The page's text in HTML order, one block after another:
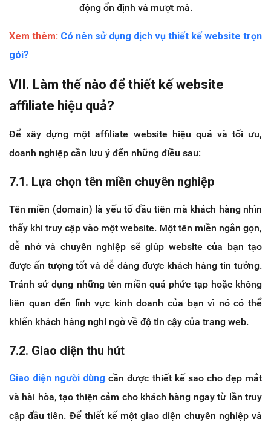
động ổn định và mượt mà.
Xem thêm: Có nên sử dụng dịch vụ thiết kế website trọn
gói?
VII. Làm thế nào để thiết kế website
affiliate hiệu quả?
Để xây dựng một affiliate website hiệu quả và tối ưu,
doanh nghiệp cần lưu ý đến những điều sau:
7.1. Lựa chọn tên miền chuyên nghiệp
Tên miền (domain) là yếu tố đầu tiên mà khách hàng nhìn
thấy khi truy cập vào một website. Một tên miền ngắn gọn,
dễ nhớ và chuyên nghiệp sẽ giúp website của bạn tạo
được ấn tượng tốt và dễ dàng được khách hàng tin tưởng.
Tránh sử dụng những tên miền quá phức tạp hoặc không
liên quan đến lĩnh vực kinh doanh của bạn vì nó có thể
khiến khách hàng nghi ngờ về độ tin cậy của trang web.
7.2. Giao diện thu hút
Giao diện người dùngcần được thiết kế sao cho đẹp mắt
và hài hòa, tạo thiện cảm cho khách hàng ngay từ lần truy
cập đầu tiên. Để thiết kế một giao diện chuyên nghiệp và